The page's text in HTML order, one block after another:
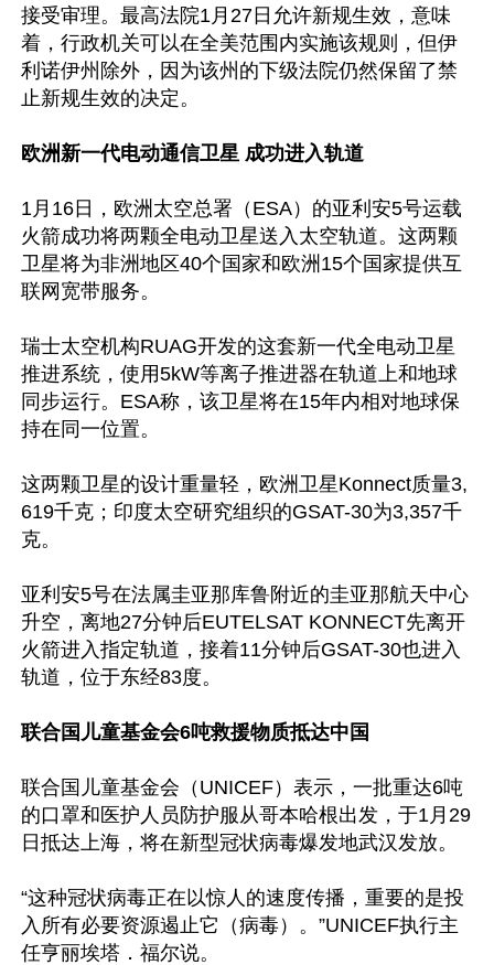
接受审理。最高法院1月27日允许新规生效，意味
着，行政机关可以在全美范围内实施该规则，但伊
利诺伊州除外，因为该州的下级法院仍然保留了禁
止新规生效的决定。
欧洲新一代电动通信卫星 成功进入轨道
1月16日，欧洲太空总署（ESA）的亚利安5号运载
火箭成功将两颗全电动卫星送入太空轨道。这两颗
卫星将为非洲地区40个国家和欧洲15个国家提供互
联网宽带服务。
瑞士太空机构RUAG开发的这套新一代全电动卫星
推进系统，使用5kW等离子推进器在轨道上和地球
同步运行。ESA称，该卫星将在15年内相对地球保
持在同一位置。
这两颗卫星的设计重量轻，欧洲卫星Konnect质量3,
619千克；印度太空研究组织的GSAT-30为3,357千
克。
亚利安5号在法属圭亚那库鲁附近的圭亚那航天中心
升空，离地27分钟后EUTELSAT KONNECT先离开
火箭进入指定轨道，接着11分钟后GSAT-30也进入
轨道，位于东经83度。
联合国儿童基金会6吨救援物质抵达中国
联合国儿童基金会（UNICEF）表示，一批重达6吨
的口罩和医护人员防护服从哥本哈根出发，于1月29
日抵达上海，将在新型冠状病毒爆发地武汉发放。
“这种冠状病毒正在以惊人的速度传播，重要的是投
入所有必要资源遏止它（病毒）。”UNICEF执行主
任亨丽埃塔．福尔说。